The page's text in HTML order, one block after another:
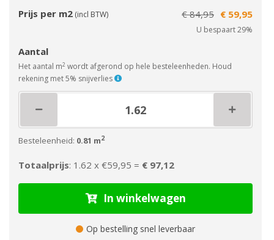
Prijs per m2 (incl BTW) € 84,95 € 59,95
U bespaart 29%
Aantal
Het aantal m2 wordt afgerond op hele besteleenheden. Houd
rekening met 5% snijverlies
Besteleenheid: 0.81 m2
Totaalprijs: 1.62 x €59,95 = € 97,12
In winkelwagen
Op bestelling snel leverbaar